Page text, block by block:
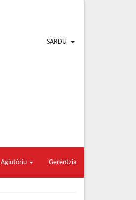
SARDU
Agiutòriu Gerèntzia